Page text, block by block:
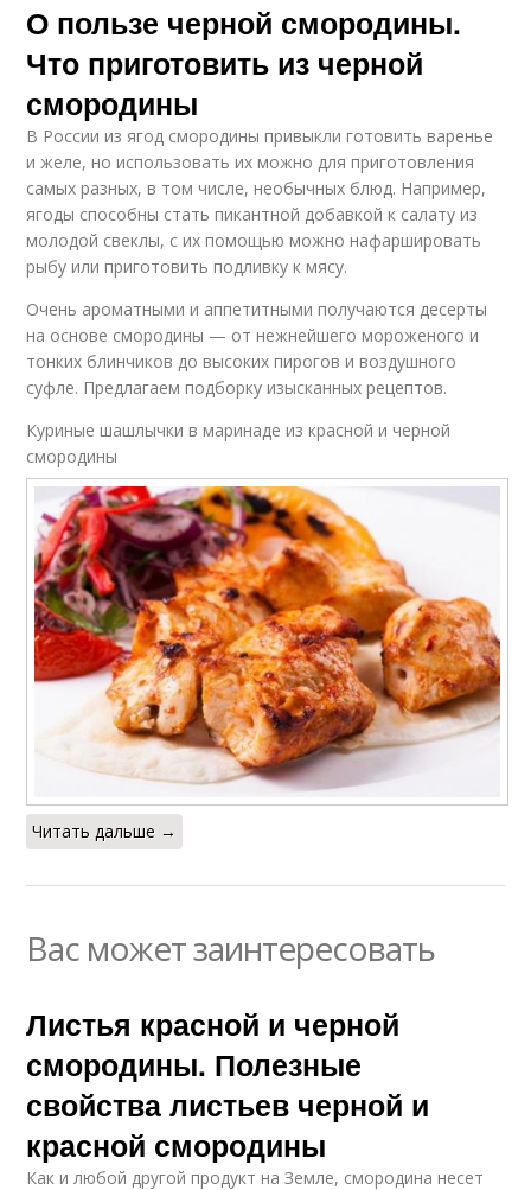
О пользе черной смородины.
Что приготовить из черной
смородины
В России из ягод смородины привыкли готовить варенье
и желе, но использовать их можно для приготовления
самых разных, в том числе, необычных блюд. Например,
ягоды способны стать пикантной добавкой к салату из
молодой свеклы, с их помощью можно нафаршировать
рыбу или приготовить подливку к мясу.
Очень ароматными и аппетитными получаются десерты
на основе смородины — от нежнейшего мороженого и
тонких блинчиков до высоких пирогов и воздушного
суфле. Предлагаем подборку изысканных рецептов.
Куриные шашлычки в маринаде из красной и черной
смородины
Читать дальше →
Вас может заинтересовать
Листья красной и черной
смородины. Полезные
свойства листьев черной и
красной смородины
Как и любой другой продукт на Земле, смородина несет